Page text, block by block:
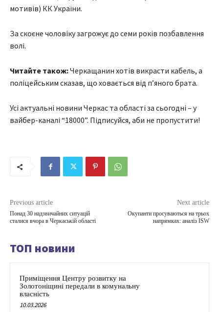
мотивів) КК України.
За скоєне чоловіку загрожує до семи років позбавлення
волі.
Читайте також:Черкащанин хотів викрасти кабель, а
поліцейським сказав, що ховається від п’яного брата.
Усі актуальні новини Черкас та області за сьогодні – у
вайбер-каналі “18000”. Підписуйся, аби не пропустити!
Previous article
Понад 30 надзвичайних ситуацій
сталися вчора в Черкаській області
Next article
Окупанти просуваються на трьох
напрямках: аналіз ISW
ТОП новини
Приміщення Центру розвитку на
Золотоніщині передали в комунальну
власність
10.03.2026